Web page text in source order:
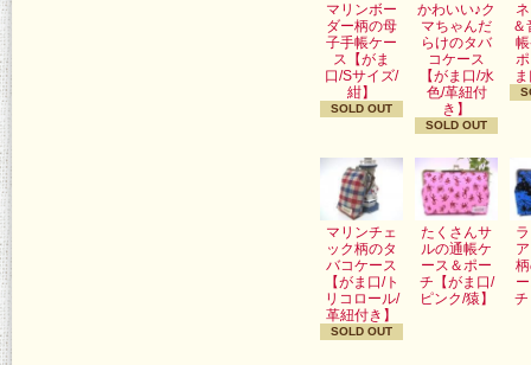
マリンボー
ダー柄の母
子手帳ケー
ス【がま
口/Sサイズ/
紺】
SOLD OUT
かわいい♪ク
マちゃんだ
らけのタバ
コケース
【がま口/水
色/革紐付
き】
SOLD OUT
＆
マリンチェ
ック柄のタ
バコケース
【がま口/ト
リコロール/
革紐付き】
SOLD OUT
たくさんサ
ルの通帳ケ
ース＆ポー
チ【がま口/
ピンク/猿】
チ